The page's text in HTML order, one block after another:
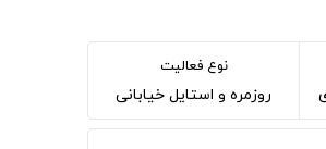
نوع فعالیت
روزمره و استایل خیابانی